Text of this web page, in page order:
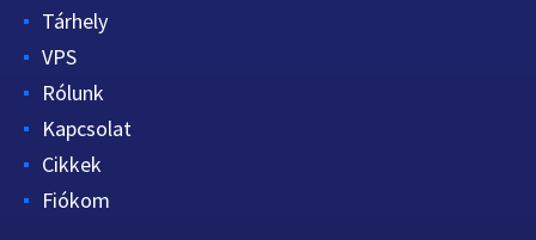
Tárhely
VPS
Rólunk
Kapcsolat
Cikkek
Fiókom